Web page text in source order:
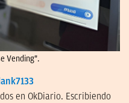
Vending".
en OkDiario. Escribiendo